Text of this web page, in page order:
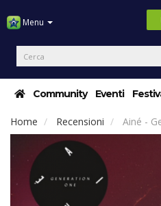
Menu
Community Eventi
Home Recensioni Ainé -